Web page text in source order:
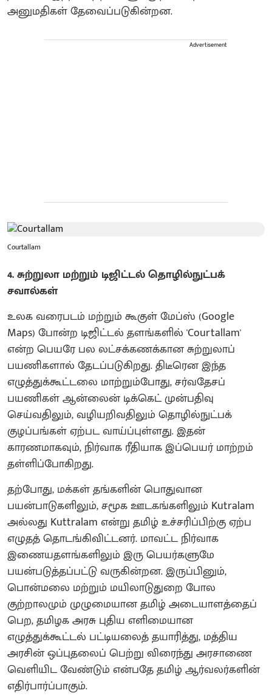
அனுமதிகள் தேவைப்படுகின்றன.
Advertisement
Courtallam
4. சுற்றுலா மற்றும் டிஜிட்டல் தொழில்நுட்பக்
சவால்கள்
உலக வரைபடம் மற்றும் கூகுள் மேப்ஸ் (Google
Maps) போன்ற டிஜிட்டல் தளங்களில் 'Courtallam'
என்ற பெயரே பல லட்சக்கணக்கான சுற்றுலாப்
பயணிகளால் தேடப்படுகிறது. திடீரென இந்த
எழுத்துக்கூட்டலை மாற்றும்போது, சர்வதேசப்
பயணிகள் ஆன்லைன் டிக்கெட் முன்பதிவு
செய்வதிலும், வழியறிவதிலும் தொழில்நுட்பக்
குழப்பங்கள் ஏற்பட வாய்ப்புள்ளது. இதன்
காரணமாகவும், நிர்வாக ரீதியாக இப்பெயர் மாற்றம்
தள்ளிப்போகிறது.
தற்போது, மக்கள் தங்களின் பொதுவான
பயன்பாடுகளிலும், சமூக ஊடகங்களிலும் Kutralam
அல்லது Kuttralam என்று தமிழ் உச்சரிப்பிற்கு ஏற்ப
எழுதத் தொடங்கிவிட்டனர். மாவட்ட நிர்வாக
இணையதளங்களிலும் இரு பெயர்களுமே
பயன்படுத்தப்பட்டு வருகின்றன. இருப்பினும்,
பொன்மலை மற்றும் மயிலாடுதுறை போல
குற்றாலமும் முழுமையான தமிழ் அடையாளத்தைப்
பெற, தமிழக அரசு புதிய எளிமையான
எழுத்துக்கூட்டல் பட்டியலைத் தயாரித்து, மத்திய
அரசின் ஒப்புதலைப் பெற்று விரைந்து அரசாணை
வெளியிட வேண்டும் என்பதே தமிழ் ஆர்வலர்களின்
எதிர்பார்ப்பாகும்.